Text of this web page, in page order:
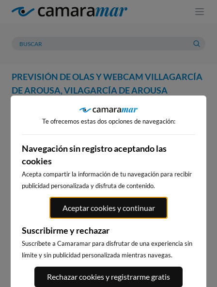
PREVISIÓN DE OLAS Y WEBCAM VILLAGARCÍA
DE AROUSA, VILAGARCÍA DE AROUSA
PREVISIÓN METEOROLOGÍA
WEBCAM VILLAGARCÍA DE
AROUSA, VILAGARCÍA DE
AROUSA
WEBCAMS CERCANAS
Te ofrecemos estas dos opciones de navegación:
Navegación sin registro aceptando las
cookies
Acepta compartir la información de tu navegación para recibir
publicidad personalizada y disfruta de contenido.
Aceptar cookies y continuar
Suscribirme y rechazar
Suscríbete a Camaramar para disfrutar de una experiencia sin
límite y sin publicidad personalizada mientras navegas.
Rechazar cookies y registrarme gratis